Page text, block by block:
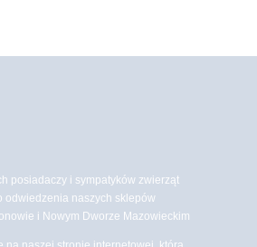
posiadaczy i sympatyków zwierząt
odwiedzenia naszych sklepów
i Nowym Dworze Mazowieckim